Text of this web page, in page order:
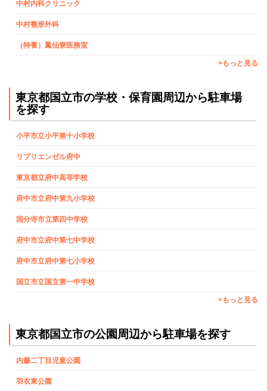
中村内科クリニック
中村整形外科
（特養）鳳仙寮医務室
>もっと見る
東京都国立市の学校・保育園周辺から駐車場
を探す
小平市立小平第十小学校
リブリエンゼル府中
東京都立府中高等学校
府中市立府中第九小学校
国分寺市立第四中学校
府中市立府中第七中学校
府中市立府中第七小学校
国立市立国立第一中学校
>もっと見る
東京都国立市の公園周辺から駐車場を探す
内藤二丁目児童公園
羽衣東公園